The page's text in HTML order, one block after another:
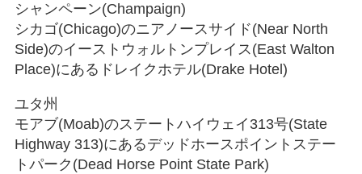
シャンペーン(Champaign)
シカゴ(Chicago)のニアノースサイド(Near North
Side)のイーストウォルトンプレイス(East Walton
Place)にあるドレイクホテル(Drake Hotel)
ユタ州
モアブ(Moab)のステートハイウェイ313号(State
Highway 313)にあるデッドホースポイントステー
トパーク(Dead Horse Point State Park)